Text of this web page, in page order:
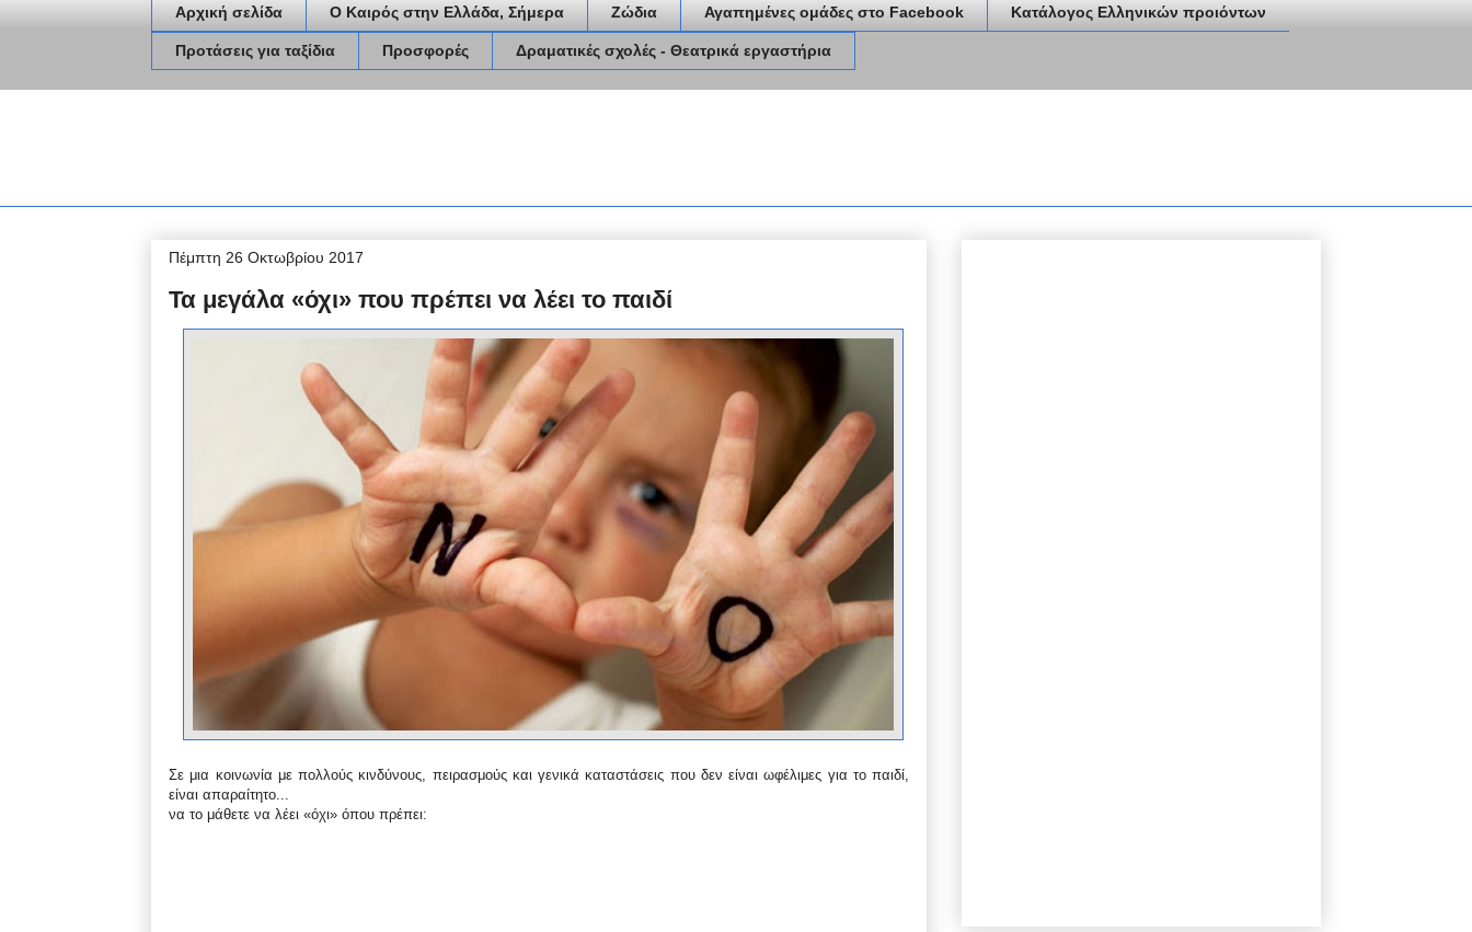
Αρχική σελίδα Ο Καιρός στην Ελλάδα, Σήμερα Ζώδια Αγαπημένες ομάδες στο Facebook Κατάλογος Ελληνικών προιόντων
Προτάσεις για ταξίδια Προσφορές Δραματικές σχολές - Θεατρικά εργαστήρια
Πέμπτη 26 Οκτωβρίου 2017
Τα μεγάλα «όχι» που πρέπει να λέει το παιδί
Σε μια κοινωνία με πολλούς κινδύνους, πειρασμούς και γενικά καταστάσεις που δεν είναι ωφέλιμες για το παιδί,
είναι απαραίτητο...
να το μάθετε να λέει «όχι» όπου πρέπει: